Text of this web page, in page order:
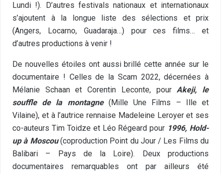
Lundi !). D’autres festivals nationaux et internationaux
s’ajoutent à la longue liste des sélections et prix
(Angers, Locarno, Guadaraja…) pour ces films… et
d’autres productions à venir !
De nouvelles étoiles ont aussi brillé cette année sur le
documentaire ! Celles de la Scam 2022, décernées à
Mélanie Schaan et Corentin Leconte, pourAkeji, le
souffle de la montagne(Mille Une Films – Ille et
Vilaine), et à l’autrice rennaise Madeleine Leroyer et ses
co-auteurs Tim Toidze et Léo Régeard pour 1996, Hold-
up à Moscou(coproduction Point du Jour / Les Films du
Balibari – Pays de la Loire). Deux productions
documentaires remarquables ont par ailleurs été